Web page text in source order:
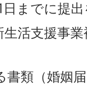
までに提
活支援事
書類（婚姻